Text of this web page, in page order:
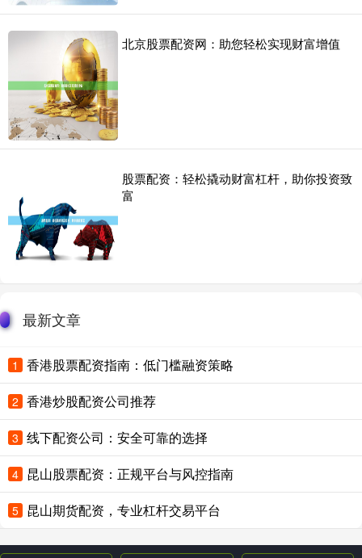
北京股票配资网：助您轻松实现财富增值
股票配资：轻松撬动财富杠杆，助你投资致
富
最新文章
1 香港股票配资指南：低门槛融资策略
2 香港炒股配资公司推荐
3 线下配资公司：安全可靠的选择
4 昆山股票配资：正规平台与风控指南
5 昆山期货配资，专业杠杆交易平台